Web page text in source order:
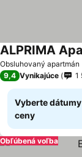
Obsluhovaný apartmán
ALPRIMA
9,4 Vynikajúce 1
Vyberte
ceny
Obľúbená voľba